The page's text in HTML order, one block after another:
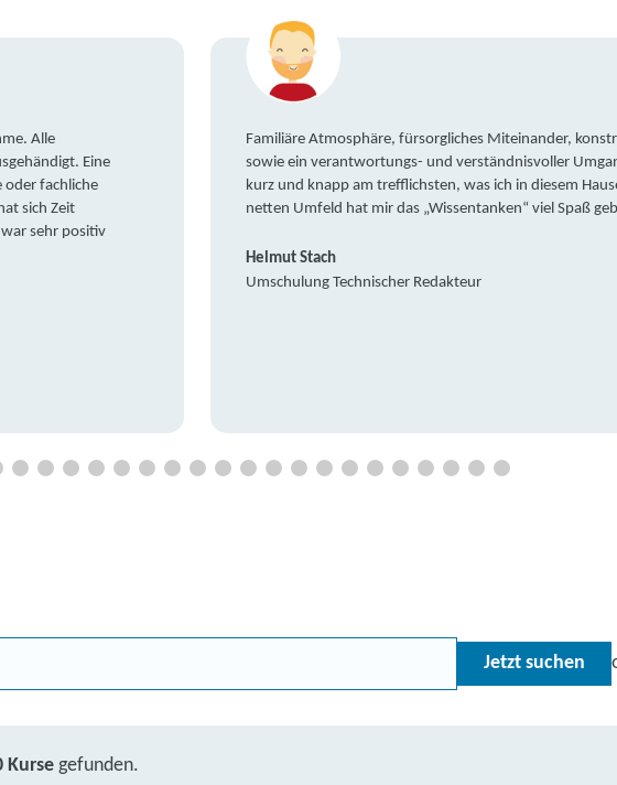
Alle
Eine
oder fachliche
sich Zeit
sehr positiv
Familiäre Atmosphäre, fürsorgliches Miteinander,
sowie ein verantwortungs- und verständnisvoller
kurz und knapp am trefflichsten, was ich in diesem
netten Umfeld hat mir das „Wissentanken“ viel Spaß
Helmut Stach
Umschulung Technischer Redakteur
Jetzt suchen
Kurse gefunden.